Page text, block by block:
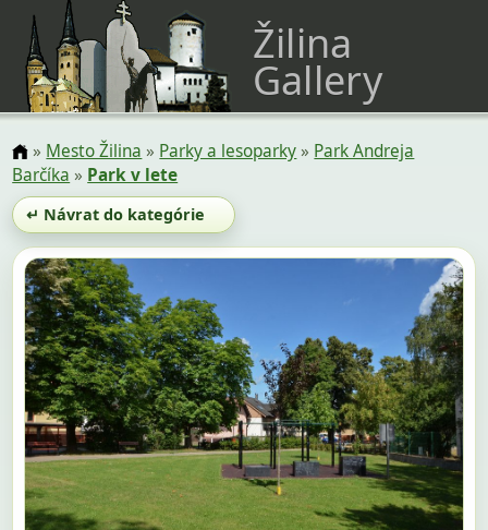
Žilina
Gallery
» Mesto Žilina » Parky a lesoparky» Park Andreja
Barčíka » Park v lete
↵ Návrat do kategórie